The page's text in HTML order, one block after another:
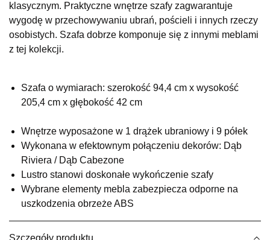
66-470 KOSTRZYN NAD ODRĄ
Nr tel.507103199
Godziny otwarcia
Pn-Pt: 10:00-18:00, Sb: 10:00-14:00
Wybierz
SALON MEBLOWY M JAK MEBLE
Salon meblowy
UL.BASZTOWA 3
76-100 SŁAWNO
Nr tel.502668736
Adres e-mail: pph.catrin@wp.pl
klasycznym. Praktyczne wnętrze szafy zagwarantuje
wygodę w przechowywaniu ubrań, pościeli i innych rzeczy
osobistych. Szafa dobrze komponuje się z innymi meblami
z tej kolekcji.
Szafa o wymiarach: szerokość 94,4 cm x wysokość
205,4 cm x głębokość 42 cm
Wnętrze wyposażone w 1 drążek ubraniowy i 9 półek
Wykonana w efektownym połączeniu dekorów: Dąb
Riviera / Dąb Cabezone
Lustro stanowi doskonałe wykończenie szafy
Wybrane elementy mebla zabezpiecza odporne na
uszkodzenia obrzeże ABS
Szczegóły produktu